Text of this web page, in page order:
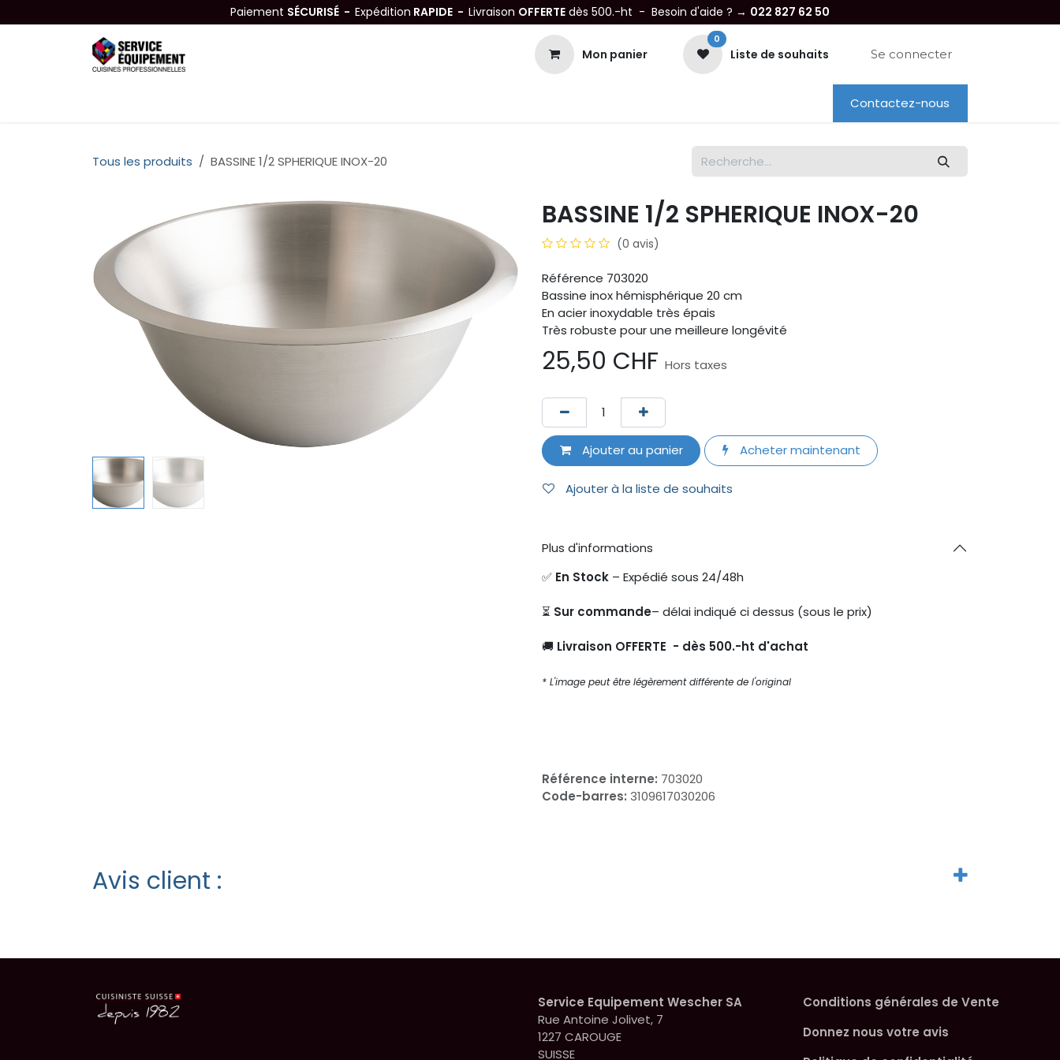
Paiement SÉCURISÉ - Expédition RAPIDE - Livraison OFFERTE dès 500.-ht - Besoin d'aide ? → 022 827 62 50
Mon panier
0
Liste de souhaits Se connecter
Dépannage Location
Contactez-nous
Tous les produits BASSINE 1/2 SPHERIQUE INOX-20
BASSINE 1/2 SPHERIQUE INOX-20
(0 avis)
Référence 703020
Bassine inox hémisphérique 20 cm
En acier inoxydable très épais
Très robuste pour une meilleure longévité
25,50 CHF Hors taxes
Ajouter au panier Acheter maintenant
Ajouter à la liste de souhaits
Plus d'informations
✅ En Stock – Expédié sous 24/48h
⏳ Sur commande– délai indiqué ci dessus (sous le prix)
🚚 Livraison OFFERTE - dès 500.-ht d'achat
* L'image peut être légèrement différente de l'original
Référence interne: 703020
Code-barres: 3109617030206
Avis client :
Service Equipement Wescher SA
Rue Antoine Jolivet, 7
1227 CAROUGE
SUISSE
Conditions générales de Vente
Donnez nous votre avis